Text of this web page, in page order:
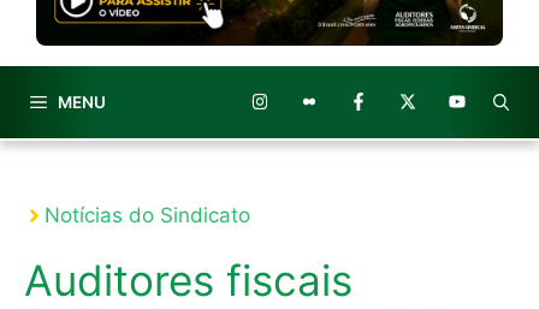
MENU
Notícias do Sindicato
Auditores fiscais